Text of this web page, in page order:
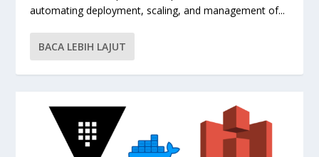
automating deployment, scaling, and management of...
BACA LEBIH LAJUT